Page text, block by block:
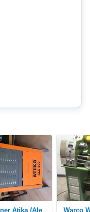
Warco WM 280V-F 240-V-